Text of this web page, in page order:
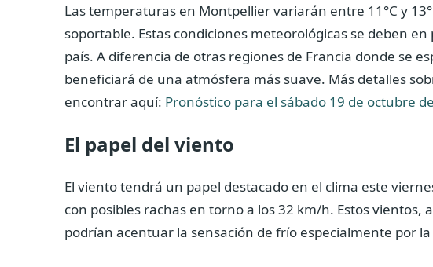
Las temperaturas en Montpellier variarán entre 11°C y
soportable. Estas condiciones meteorológicas se deben
país. A diferencia de otras regiones de Francia donde se
beneficiará de una atmósfera más suave. Más detalles
encontrar aquí: Pronóstico para el sábado 19 de octubre
El papel del viento
El viento tendrá un papel destacado en el clima este
con posibles rachas en torno a los 32 km/h. Estos
podrían acentuar la sensación de frío especialmente por